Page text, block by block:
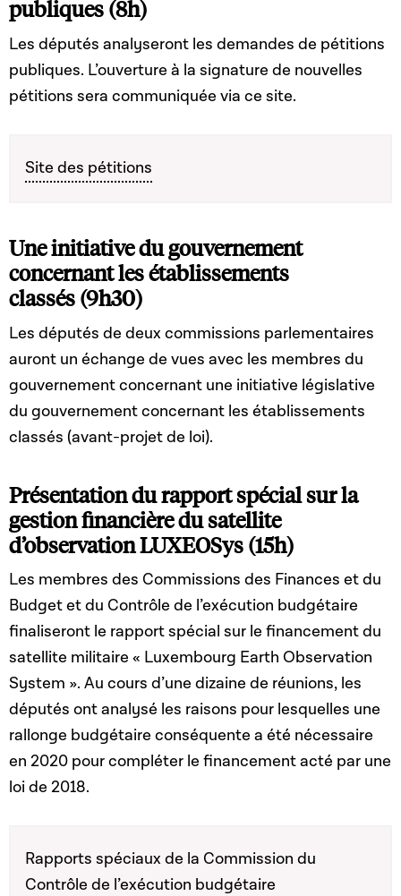
publiques (8h)
Les députés analyseront les demandes de pétitions
publiques. L’ouverture à la signature de nouvelles
pétitions sera communiquée via ce site.
Site des pétitions
Une initiative du gouvernement
concernant les établissements
classés (9h30)
Les députés de deux commissions parlementaires
auront un échange de vues avec les membres du
gouvernement concernant une initiative législative
du gouvernement concernant les établissements
classés (avant-projet de loi).
Présentation du rapport spécial sur la
gestion financière du satellite
d’observation LUXEOSys (15h)
Les membres des Commissions des Finances et du
Budget et du Contrôle de l’exécution budgétaire
finaliseront le rapport spécial sur le financement du
satellite militaire « Luxembourg Earth Observation
System ». Au cours d’une dizaine de réunions, les
députés ont analysé les raisons pour lesquelles une
rallonge budgétaire conséquente a été nécessaire
en 2020 pour compléter le financement acté par une
loi de 2018.
Rapports spéciaux de la Commission du
Contrôle de l’exécution budgétaire